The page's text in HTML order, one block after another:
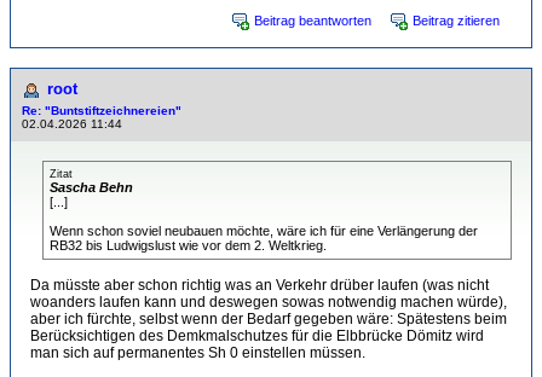
Beitrag beantworten Beitrag zitieren
root
Re: "Buntstiftzeichnereien"
02.04.2026 11:44
Zitat
Sascha Behn
[...]
Wenn schon soviel neubauen möchte, wäre ich für eine Verlängerung der
RB32 bis Ludwigslust wie vor dem 2. Weltkrieg.
Da müsste aber schon richtig was an Verkehr drüber laufen (was nicht
woanders laufen kann und deswegen sowas notwendig machen würde),
aber ich fürchte, selbst wenn der Bedarf gegeben wäre: Spätestens beim
Berücksichtigen des Demkmalschutzes für die Elbbrücke Dömitz wird
man sich auf permanentes Sh 0 einstellen müssen.